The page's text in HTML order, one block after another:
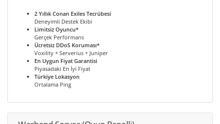
2 Yıllık Conan Exiles Tecrübesi
Deneyimli Destek Ekibi
Limitsiz Oyuncu*
Gerçek Performans
Ücretsiz DDoS Koruması*
Voxility + Serverius + Juniper
En Uygun Fiyat Garantisi
Piyasadaki En İyi Fiyat
Türkiye Lokasyon
Ortalama Ping